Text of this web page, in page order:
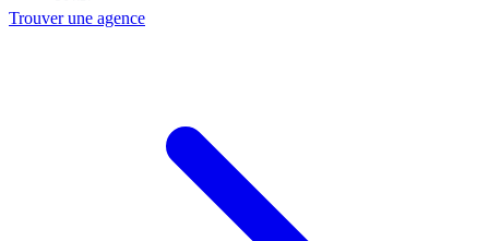
Trouver une agence